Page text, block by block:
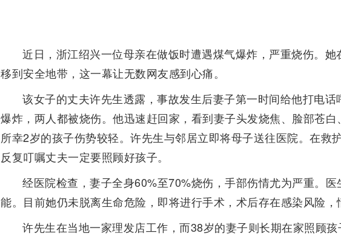
近日，浙江绍兴一位母亲在做饭时遭遇煤气爆炸，严重烧伤。
移到安全地带，这一幕让无数网友感到心痛。
该女子的丈夫许先生透露，事故发生后妻子第一时间给他打电
爆炸，两人都被烧伤。他迅速赶回家，看到妻子头发烧焦、脸部苍白
所幸2岁的孩子伤势较轻。许先生与邻居立即将母子送往医院。在救
反复叮嘱丈夫一定要照顾好孩子。
经医院检查，妻子全身60%至70%烧伤，手部伤情尤为严重。
能。目前她仍未脱离生命危险，即将进行手术，术后存在感染风险，
许先生在当地一家理发店工作，而38岁的妻子则长期在家照顾